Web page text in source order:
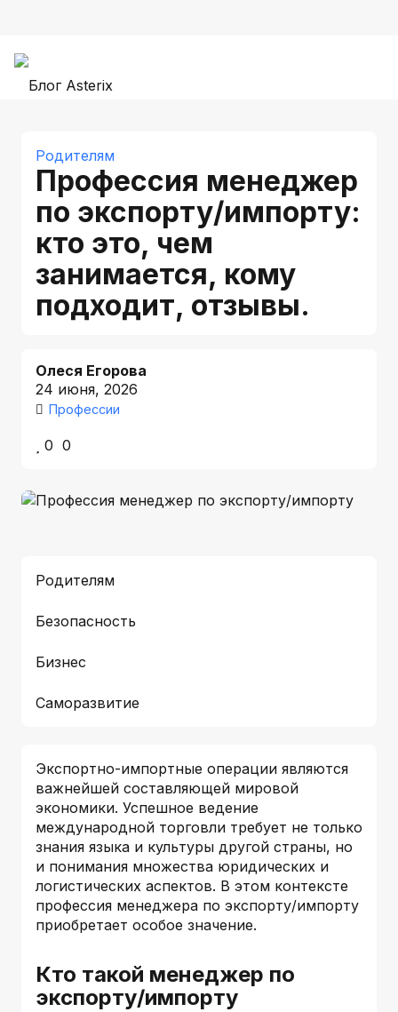
Родителям
Профессия менеджер
по экспорту/импорту:
кто это, чем
занимается, кому
подходит, отзывы.
Олеся Егорова
24 июня, 2026
Профессии
0 0
Родителям
Безопасность
Бизнес
Саморазвитие
Экспортно-импортные операции являются
важнейшей составляющей мировой
экономики. Успешное ведение
международной торговли требует не только
знания языка и культуры другой страны, но
и понимания множества юридических и
логистических аспектов. В этом контексте
профессия менеджера по экспорту/импорту
приобретает особое значение.
Кто такой менеджер по
экспорту/импорту